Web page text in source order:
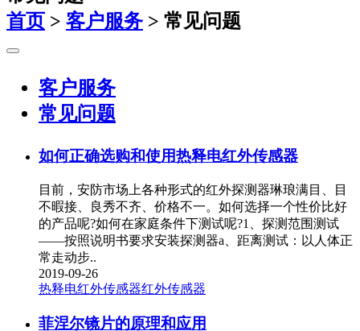
首页 > 客户服务 > 常见问题
客户服务
常见问题
如何正确选购和使用热释电红外传感器
目前，安防市场上各种形式的红外探测器琳琅满目、目
不暇接、良秀不齐、价格不一。如何选择一个性价比好
的产品呢?如何在家庭条件下测试呢?1、探测范围测试
——按照说明书要求安装探测器a、距离测试：以人体正
常走动步..
2019-09-26
热释电红外传感器红外传感器
菲涅尔镜片的原理和应用